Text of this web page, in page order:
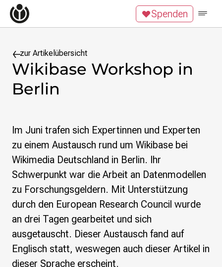
Zum Inhalt überspringen
Wikipedia unterstützen
Spenden
Mitmachen
News
Tech News
Podcast
Themen
Digitales Ehrenamt
Freie Bildung
Freie Inhalte
Wissensgerechtigkeit
Krieg gegen die Ukraine
Wikimedia Deutschland wird 20!
Projekte
Spenden
zur Artikelübersicht
Wikibase Workshop in
Berlin
Im Juni trafen sich Expertinnen und Experten
zu einem Austausch rund um Wikibase bei
Wikimedia Deutschland in Berlin. Ihr
Schwerpunkt war die Arbeit an Datenmodellen
zu Forschungsgeldern. Mit Unterstützung
durch den European Research Council wurde
an drei Tagen gearbeitet und sich
ausgetauscht. Dieser Austausch fand auf
Englisch statt, weswegen auch dieser Artikel in
dieser Sprache erscheint.